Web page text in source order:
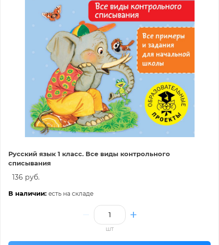
Русский язык 1 класс. Все виды контрольного
списывания
136 руб.
В наличии: есть на складе
шт